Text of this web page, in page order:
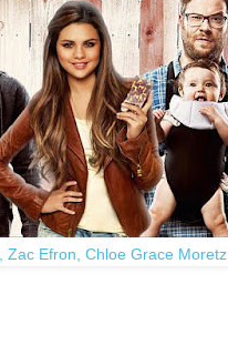
Zac Efron, Chloe Grace